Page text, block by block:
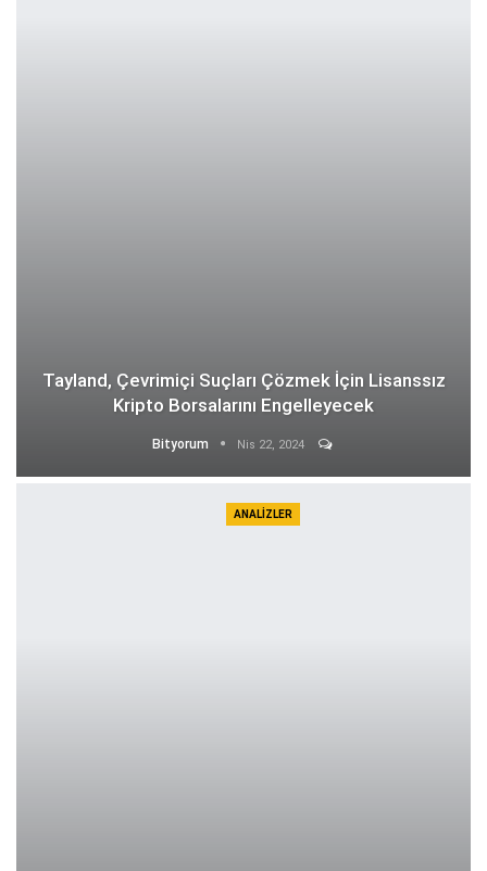
Tayland, Çevrimiçi Suçları Çözmek İçin Lisanssız
Kripto Borsalarını Engelleyecek
Bityorum Nis 22, 2024
ANALIZLER